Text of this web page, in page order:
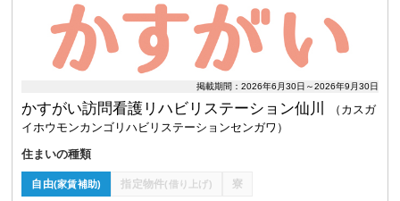
掲載期間：2026年6月30日～2026年9月30日
かすがい訪問看護リハビリステーション仙川
（カスガ
イホウモンカンゴリハビリステーションセンガワ）
住まいの種類
自由(家賃補助) 指定物件(借り上げ) 寮